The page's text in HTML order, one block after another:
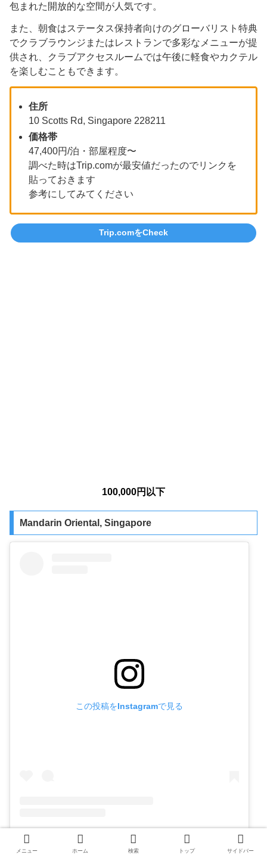
包まれた開放的な空間が人気です。
また、朝食はステータス保持者向けのグローバリスト特典
でクラブラウンジまたはレストランで多彩なメニューが提
供され、クラブアクセスルームでは午後に軽食やカクテル
を楽しむこともできます。
住所
10 Scotts Rd, Singapore 228211
価格帯
47,400円/泊・部屋程度〜
調べた時はTrip.comが最安値だったのでリンクを
貼っておきます
参考にしてみてください
Trip.comをCheck
100,000円以下
Mandarin Oriental, Singapore
この投稿をInstagramで見る
メニュー ホーム 検索 トップ サイドバー